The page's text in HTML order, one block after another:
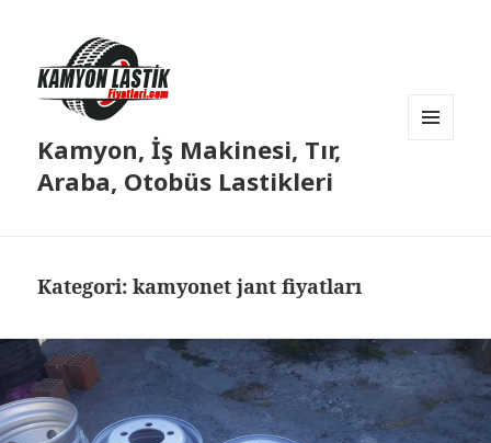
Kamyon, İş Makinesi, Tır,
Araba, Otobüs Lastikleri
Kategori:kamyonet jant fiyatları